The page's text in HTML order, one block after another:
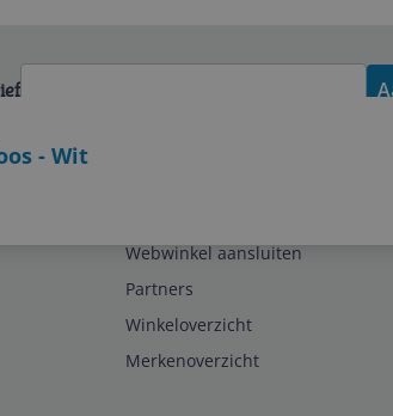
- Wit
Webwinkel aansluiten
Partners
Winkeloverzicht
Merkenoverzicht